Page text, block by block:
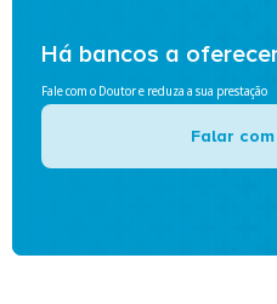
Há bancos a
Fale com o Doutor e reduza a sua prestação
Falar